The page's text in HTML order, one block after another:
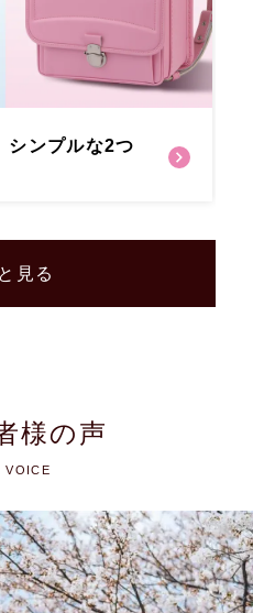
シンプルな2つ
見る
様の声
VOICE